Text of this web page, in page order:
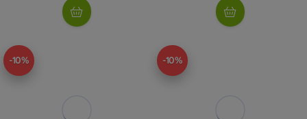
-10% -10%